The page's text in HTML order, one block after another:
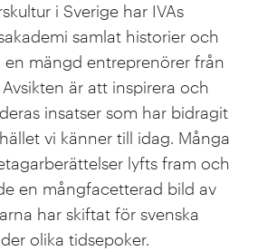
i Sverige har IVAs
samlat historier och
mängd entreprenörer från
är att inspirera och
insatser som har bidragit
vi känner till idag. Många
lyfts fram och
en mångfacetterad bild av
har skiftat för svenska
olika tidsepoker.